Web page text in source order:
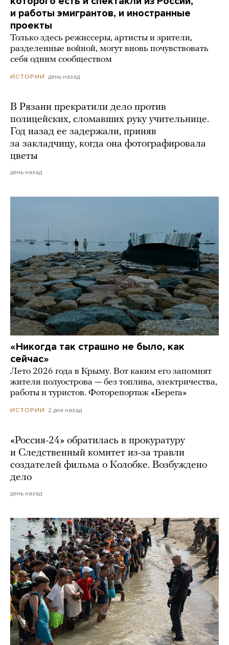
и работы эмигрантов, и иностранные
проекты
Только здесь режиссеры, артисты и зрители,
разделенные войной, могут вновь почувствовать
себя одним сообществом
ИСТОРИИ день назад
В Рязани прекратили дело против
полицейских, сломавших руку учительнице.
Год назад ее задержали, приняв
за закладчицу, когда она фотографировала
цветы
день назад
«Никогда так страшно не было, как
сейчас»
Лето 2026 года в Крыму. Вот каким его запомнят
жители полуострова — без топлива, электричества,
работы и туристов. Фоторепортаж «Берега»
ИСТОРИИ 2 дня назад
«Россия-24» обратилась в прокуратуру
и Следственный комитет из-за травли
создателей фильма о Колобке. Возбуждено
дело
день назад